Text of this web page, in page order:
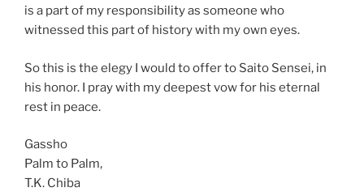
is a part of my responsibility as someone who
witnessed this part of history with my own eyes.
So this is the elegy I would to offer to Saito Sensei, in
his honor. I pray with my deepest vow for his eternal
rest in peace.
Gassho
Palm to Palm,
T.K. Chiba